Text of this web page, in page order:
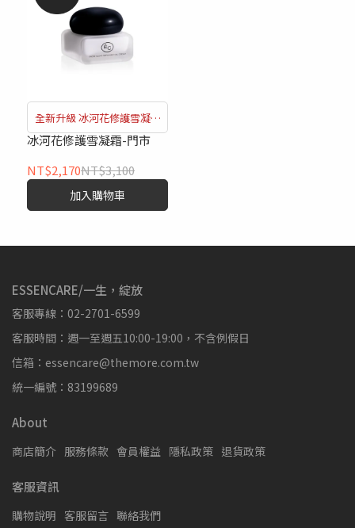
全新升級 冰河花修護雪凝霜
50g
冰河花修護雪凝霜-門市
NT$2,170NT$3,100
加入購物車
ESSENCARE/一生，綻放
客服專線：02-2701-6599
客服時間：週一至週五10:00-19:00，不含例假日
信箱：essencare@themore.com.tw
統一編號：83199689
About
商店簡介 服務條款 會員權益 隱私政策 退貨政策
客服資訊
購物說明 客服留言 聯絡我們